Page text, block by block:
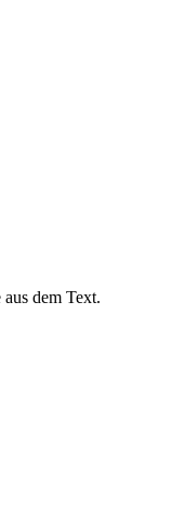
dem Text.